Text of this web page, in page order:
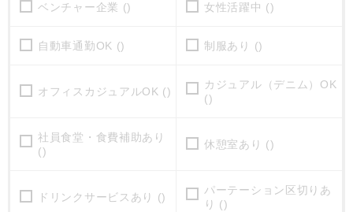
ベンチャー企業 () 女性活躍中 ()
自動車通勤OK () 制服あり ()
オフィスカジュアルOK ()
カジュアル（デニム）OK
()
社員食堂・食費補助あり
()
休憩室あり ()
ドリンクサービスあり ()
パーテーション区切りあ
り ()